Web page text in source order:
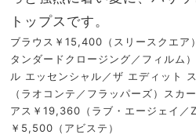
トップスです。
ブラウス￥15,400（スリースクエア
タンダードクロージング／フィルム
ル エッセンシャル／ザ エディット
（ラオコンテ／フラッパーズ）ス
アス￥19,360（ラブ・エージェイ／
￥5,500（アビステ）